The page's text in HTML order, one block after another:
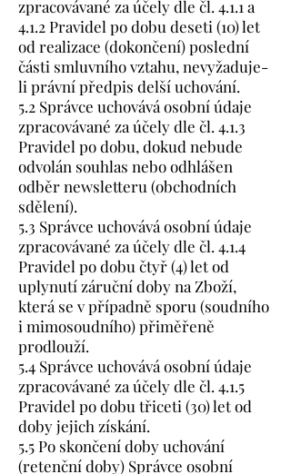
zpracovávané za účely dle čl. 4.1.1 a
4.1.2 Pravidel po dobu deseti (10) let
od realizace (dokončení) poslední
části smluvního vztahu, nevyžaduje-
li právní předpis delší uchování.
5.2 Správce uchovává osobní údaje
zpracovávané za účely dle čl. 4.1.3
Pravidel po dobu, dokud nebude
odvolán souhlas nebo odhlášen
odběr newsletteru (obchodních
sdělení).
5.3 Správce uchovává osobní údaje
zpracovávané za účely dle čl. 4.1.4
Pravidel po dobu čtyř (4) let od
uplynutí záruční doby na Zboží,
která se v případně sporu (soudního
i mimosoudního) přiměřeně
prodlouží.
5.4 Správce uchovává osobní údaje
zpracovávané za účely dle čl. 4.1.5
Pravidel po dobu třiceti (30) let od
doby jejich získání.
5.5 Po skončení doby uchování
(retenční doby) Správce osobní